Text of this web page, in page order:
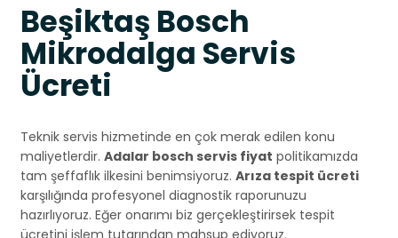
Beşiktaş Bosch
Mikrodalga Servis
Ücreti
Teknik servis hizmetinde en çok merak edilen konu
maliyetlerdir. Adalar bosch servis fiyat politikamızda
tam şeffaflık ilkesini benimsiyoruz. Arıza tespit ücreti
karşılığında profesyonel diagnostik raporunuzu
hazırlıyoruz. Eğer onarımı biz gerçekleştirirsek tespit
ücretini işlem tutarından mahsup ediyoruz.